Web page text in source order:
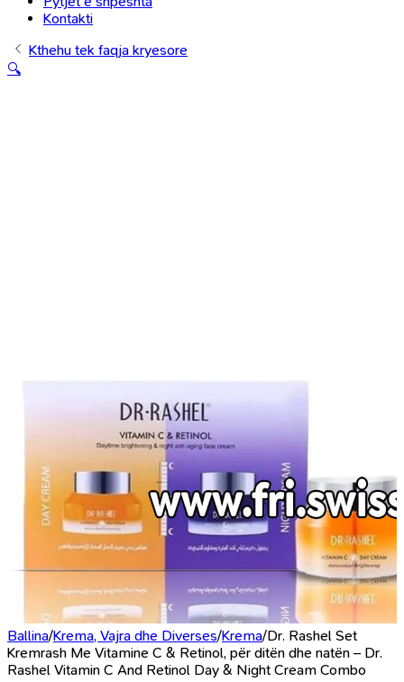
Kontakti
Kthehu tek faqja kryesore
🔍
Ballina/Krema, Vajra dhe Diverses/Krema/Dr. Rashel Set
Kremrash Me Vitamine C & Retinol, për ditën dhe natën – Dr.
Rashel Vitamin C And Retinol Day & Night Cream Combo